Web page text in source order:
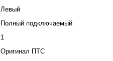
Левый
Полный подключаемый
1
Оригинал ПТС